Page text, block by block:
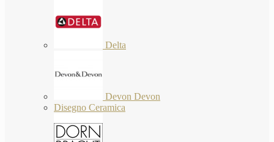
Delta
Devon Devon
Disegno Ceramica